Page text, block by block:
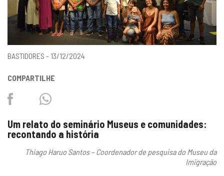
BASTIDORES - 13/12/2024
COMPARTILHE
FacebookTwitterWhatsapp
Um relato do seminário Museus e comunidades:
recontando a história
Thiago Haruo Santos ­– Coordenador de pesquisa do Museu da
Imigração